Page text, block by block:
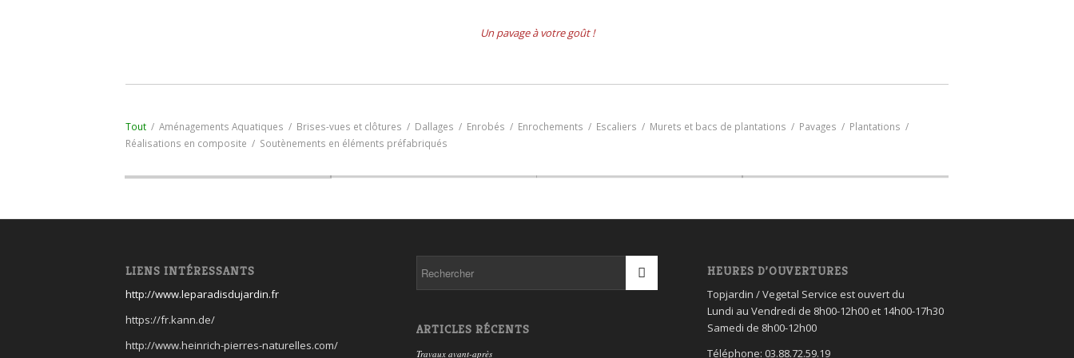
Un pavage à votre goût !
Tout / Aménagements Aquatiques / Brises-vues et clôtures / Dallages / Enrobés / Enrochements / Escaliers / Murets et bacs de plantations / Pavages / Plantations /
Réalisations en composite / Soutènements en éléments préfabriqués
LIENS INTÉRESSANTS
http://www.leparadisdujardin.fr
https://fr.kann.de/
http://www.heinrich-pierres-naturelles.com/
ARTICLES RÉCENTS
Travaux avant-après
HEURES D’OUVERTURES
Topjardin / Vegetal Service est ouvert du
Lundi au Vendredi de 8h00-12h00 et 14h00-17h30
Samedi de 8h00-12h00
Téléphone: 03.88.72.59.19